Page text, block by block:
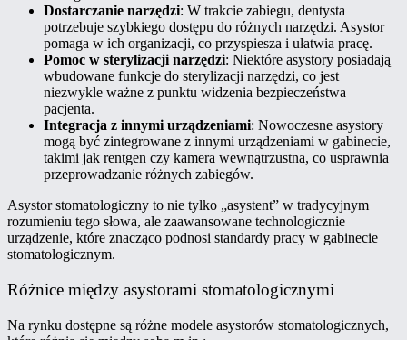
Dostarczanie narzędzi: W trakcie zabiegu, dentysta
potrzebuje szybkiego dostępu do różnych narzędzi. Asystor
pomaga w ich organizacji, co przyspiesza i ułatwia pracę.
Pomoc w sterylizacji narzędzi: Niektóre asystory posiadają
wbudowane funkcje do sterylizacji narzędzi, co jest
niezwykle ważne z punktu widzenia bezpieczeństwa
pacjenta.
Integracja z innymi urządzeniami: Nowoczesne asystory
mogą być zintegrowane z innymi urządzeniami w gabinecie,
takimi jak rentgen czy kamera wewnątrzustna, co usprawnia
przeprowadzanie różnych zabiegów.
Asystor stomatologiczny to nie tylko „asystent” w tradycyjnym
rozumieniu tego słowa, ale zaawansowane technologicznie
urządzenie, które znacząco podnosi standardy pracy w gabinecie
stomatologicznym.
Różnice między asystorami stomatologicznymi
Na rynku dostępne są różne modele asystorów stomatologicznych,